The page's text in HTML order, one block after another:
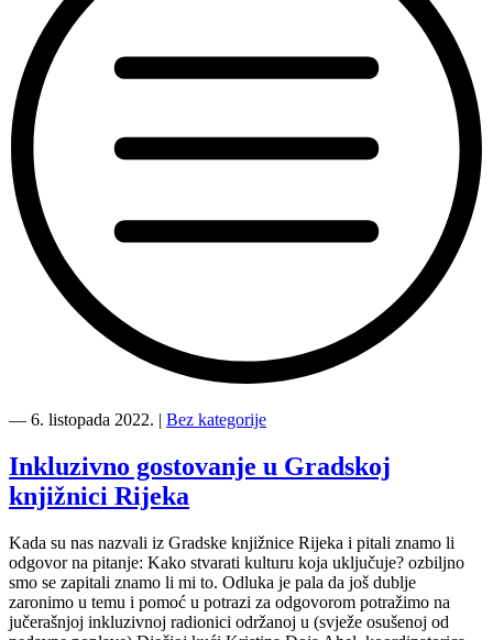
na
UGIN
Filmski
vrt
u
Varaždin!”
― 6. listopada 2022. | Bez kategorije
Inkluzivno gostovanje u Gradskoj
knjižnici Rijeka
Kada su nas nazvali iz Gradske knjižnice Rijeka i pitali znamo li
odgovor na pitanje: Kako stvarati kulturu koja uključuje? ozbiljno
smo se zapitali znamo li mi to. Odluka je pala da još dublje
zaronimo u temu i pomoć u potrazi za odgovorom potražimo na
jučerašnjoj inkluzivnoj radionici održanoj u (svježe osušenoj od